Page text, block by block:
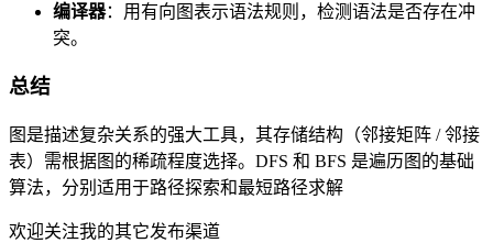
编译器：用有向图表示语法规则，检测语法是否存在冲
突。
总结
图是描述复杂关系的强大工具，其存储结构（邻接矩阵 / 邻接
表）需根据图的稀疏程度选择。DFS 和 BFS 是遍历图的基础
算法，分别适用于路径探索和最短路径求解
欢迎关注我的其它发布渠道